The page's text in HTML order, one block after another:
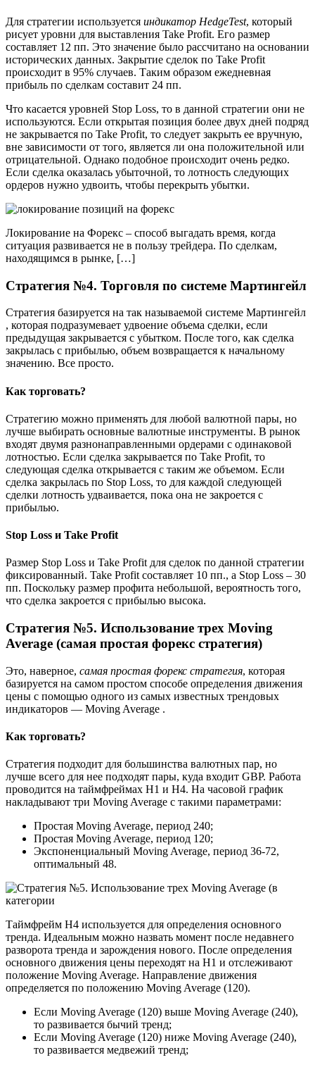
Для стратегии используется индикатор HedgeTest, который
рисует уровни для выставления Take Profit. Его размер
составляет 12 пп. Это значение было рассчитано на основании
исторических данных. Закрытие сделок по Take Profit
происходит в 95% случаев. Таким образом ежедневная
прибыль по сделкам составит 24 пп.
Что касается уровней Stop Loss, то в данной стратегии они не
используются. Если открытая позиция более двух дней подряд
не закрывается по Take Profit, то следует закрыть ее вручную,
вне зависимости от того, является ли она положительной или
отрицательной. Однако подобное происходит очень редко.
Если сделка оказалась убыточной, то лотность следующих
ордеров нужно удвоить, чтобы перекрыть убытки.
Локирование на Форекс – способ выгадать время, когда
ситуация развивается не в пользу трейдера. По сделкам,
находящимся в рынке, […]
Стратегия №4. Торговля по системе Мартингейл
Стратегия базируется на так называемой системе Мартингейл
, которая подразумевает удвоение объема сделки, если
предыдущая закрывается с убытком. После того, как сделка
закрылась с прибылью, объем возвращается к начальному
значению. Все просто.
Как торговать?
Стратегию можно применять для любой валютной пары, но
лучше выбирать основные валютные инструменты. В рынок
входят двумя разнонаправленными ордерами с одинаковой
лотностью. Если сделка закрывается по Take Profit, то
следующая сделка открывается с таким же объемом. Если
сделка закрылась по Stop Loss, то для каждой следующей
сделки лотность удваивается, пока она не закроется с
прибылью.
Stop Loss и Take Profit
Размер Stop Loss и Take Profit для сделок по данной стратегии
фиксированный. Take Profit составляет 10 пп., а Stop Loss – 30
пп. Поскольку размер профита небольшой, вероятность того,
что сделка закроется с прибылью высока.
Стратегия №5. Использование трех Moving
Average (самая простая форекс стратегия)
Это, наверное, самая простая форекс стратегия, которая
базируется на самом простом способе определения движения
цены с помощью одного из самых известных трендовых
индикаторов — Moving Average .
Как торговать?
Стратегия подходит для большинства валютных пар, но
лучше всего для нее подходят пары, куда входит GBP. Работа
проводится на таймфреймах Н1 и Н4. На часовой график
накладывают три Moving Average с такими параметрами:
Простая Moving Average, период 240;
Простая Moving Average, период 120;
Экспоненциальный Moving Average, период 36-72,
оптимальный 48.
Таймфрейм Н4 используется для определения основного
тренда. Идеальным можно назвать момент после недавнего
разворота тренда и зарождения нового. После определения
основного движения цены переходят на Н1 и отслеживают
положение Moving Average. Направление движения
определяется по положению Moving Average (120).
Если Moving Average (120) выше Moving Average (240),
то развивается бычий тренд;
Если Moving Average (120) ниже Moving Average (240),
то развивается медвежий тренд;